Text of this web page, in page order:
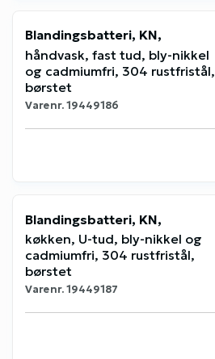
Blandingsbatteri, KN,
håndvask, fast tud, bly-nikkel
og cadmiumfri, 304 rustfristål,
børstet
Varenr.19449186
Blandingsbatteri, KN,
køkken, U-tud, bly-nikkel og
cadmiumfri, 304 rustfristål,
børstet
Varenr.19449187